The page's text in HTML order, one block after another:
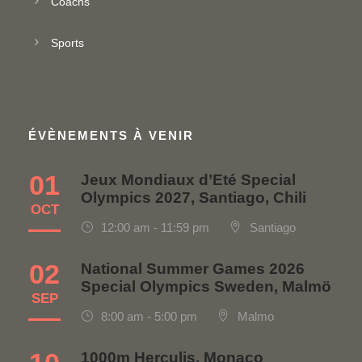
Sports
ÉVÈNEMENTS À VENIR
01
OCT
Jeux Mondiaux d’Eté Special
Olympics 2027, Santiago, Chili
12:00 am - 11:59 pm Santiago
02
SEP
National Summer Games 2026
Special Olympics Sweden, Malmö
8:00 am - 5:00 pm Malmo
1000m Herculis, Monaco